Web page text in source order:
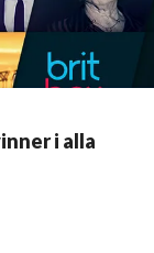
i alla